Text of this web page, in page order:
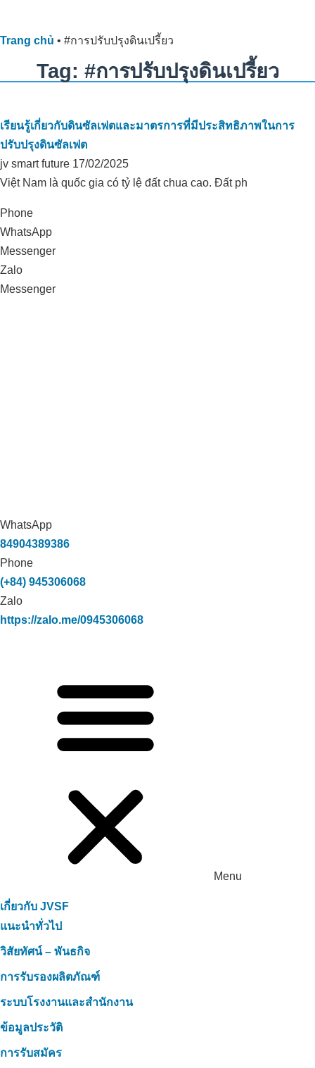
Trang chủ • #การปรับปรุงดินเปรี้ยว
Tag: #การปรับปรุงดินเปรี้ยว
เรียนรู้เกี่ยวกับดินซัลเฟตและมาตรการที่มีประสิทธิภาพในการ
ปรับปรุงดินซัลเฟต
jv smart future 17/02/2025
Việt Nam là quốc gia có tỷ lệ đất chua cao. Đất ph
Phone
WhatsApp
Messenger
Zalo
Messenger
WhatsApp
84904389386
Phone
(+84) 945306068
Zalo
https://zalo.me/0945306068
Menu
เกี่ยวกับ JVSF
แนะนำทั่วไป
วิสัยทัศน์ – พันธกิจ
การรับรองผลิตภัณฑ์
ระบบโรงงานและสำนักงาน
ข้อมูลประวัติ
การรับสมัคร